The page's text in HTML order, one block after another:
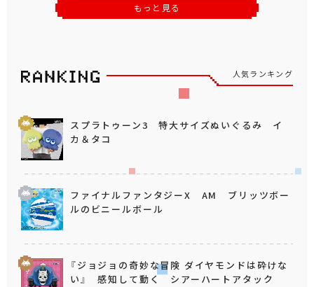
もっと見る
人気ランキング
スプラトゥーン3 特大サイズぬいぐるみ イ
カ＆タコ
ファイナルファンタジーX AM ブリッツボー
ルのビニールボール
『ジョジョの奇妙な冒険 ダイヤモンドは砕けな
い』 感知して動く シアーハートアタック